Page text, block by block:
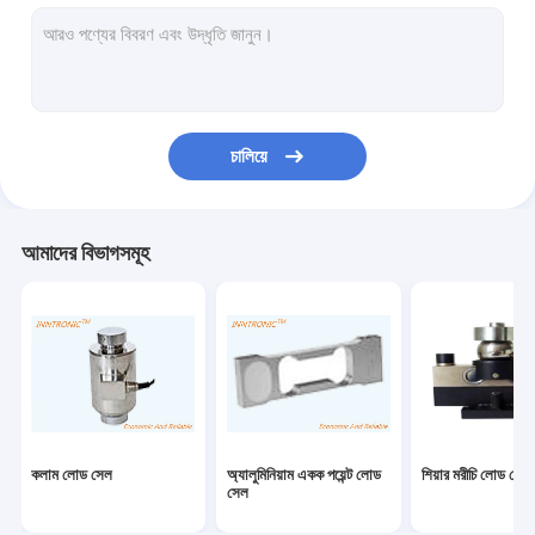
বেলন পরিবাহক স্কেল
স্ট্যাটিক চার্জিং সরঞ্জাম
টিআইজে ইঙ্কজেট প্রিন্টার
চালিয়ে
আমাদের বিভাগসমূহ
কলাম লোড সেল
অ্যালুমিনিয়াম একক পয়েন্ট লোড
সেল
শিয়ার মরীচি লোড সেল